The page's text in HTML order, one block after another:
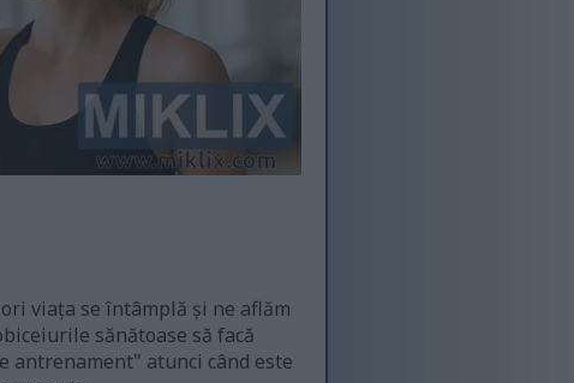
viața se întâmplă și ne aflăm
sănătoase să facă
antrenament" atunci când este